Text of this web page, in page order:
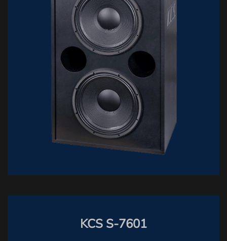
KCS S-7601